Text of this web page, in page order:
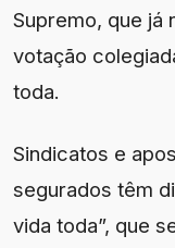
Supremo, que já
votação
toda.
Sindicatos e
segurados têm
vida toda”, que